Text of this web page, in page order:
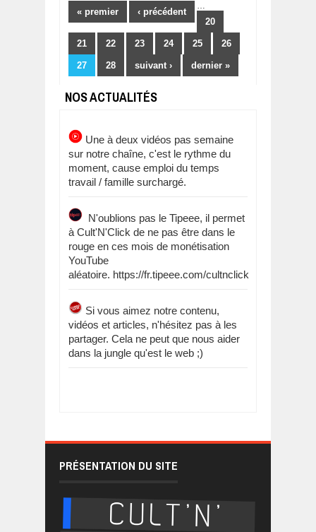
« premier ‹ précédent
…
20
21 22 23 24 25 26
27 28 suivant › dernier »
NOS ACTUALITÉS
Une à deux vidéos pas semaine
sur notre chaîne, c'est le rythme du
moment, cause emploi du temps
travail / famille surchargé.
N'oublions pas le Tipeee, il permet
à Cult'N'Click de ne pas être dans le
rouge en ces mois de monétisation
YouTube
aléatoire. https://fr.tipeee.com/cultnclick
Si vous aimez notre contenu,
vidéos et articles, n'hésitez pas à les
partager. Cela ne peut que nous aider
dans la jungle qu'est le web ;)
PRÉSENTATION DU SITE